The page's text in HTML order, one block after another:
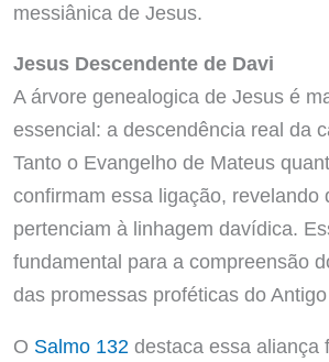
messiânica de Jesus.
Jesus Descendente de Davi
A árvore genealogica de Jesus é
essencial: a descendência real da
Tanto o Evangelho de Mateus
confirmam essa ligação, revelando
pertenciam à linhagem davídica.
fundamental para a compreensão
das promessas proféticas do
O Salmo 132 destaca essa aliança